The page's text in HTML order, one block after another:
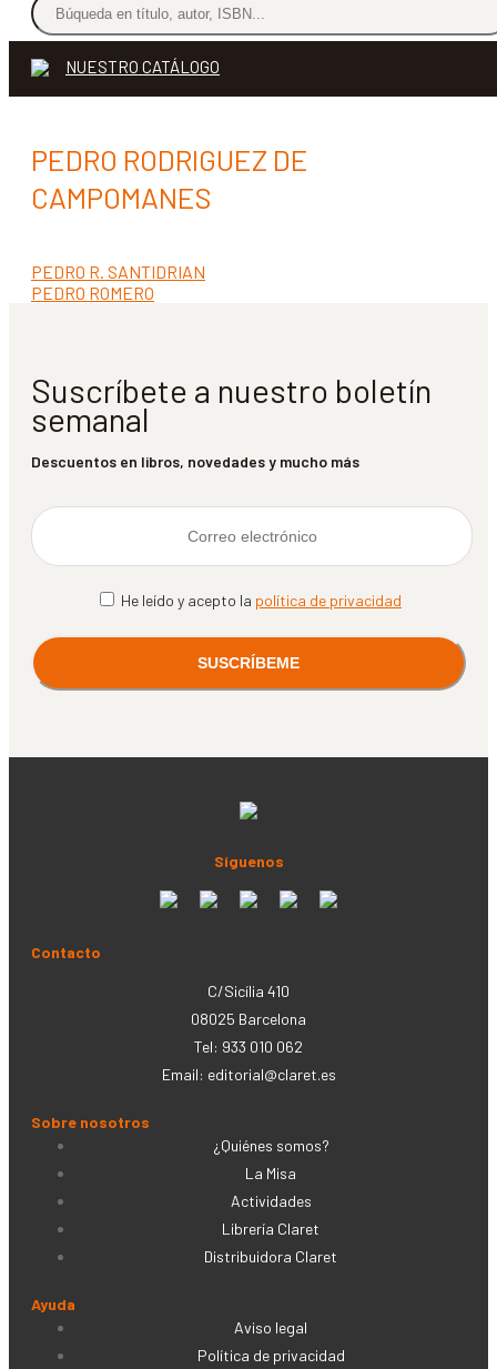
NUESTRO CATÁLOGO
PEDRO RODRIGUEZ DE
CAMPOMANES
Navegación
de
Anterior:
PEDRO R. SANTIDRIAN
Siguiente:
PEDRO ROMERO
Suscríbete a nuestro boletín
semanal
Descuentos en libros, novedades y mucho más
He leído y acepto la política de privacidad
Síguenos
Contacto
C/Sicília 410
08025 Barcelona
Tel: 933 010 062
Email: editorial@claret.es
Sobre nosotros
¿Quiénes somos?
La Misa
Actividades
Librería Claret
Distribuidora Claret
Ayuda
Aviso legal
Política de privacidad